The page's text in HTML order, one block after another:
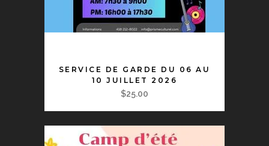
SERVICE DE GARDE DU 06 AU
10 JUILLET 2026
$25.00